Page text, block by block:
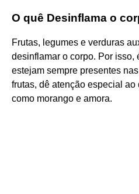
O quê Desinflama o
Frutas, legumes e verduras
desinflamar o corpo. Por isso,
estejam sempre presentes
frutas, dê atenção especial
como morango e amora.